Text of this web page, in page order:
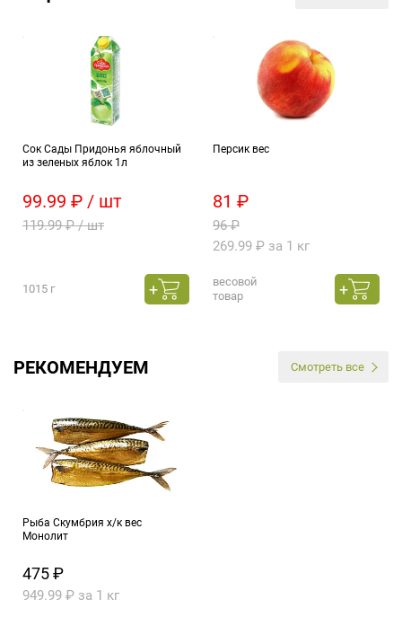
Сок Сады Придонья яблочный
из зеленых яблок 1л
99.99 ₽ / шт
119.99 ₽ / шт
1015 г
Персик вес
81 ₽
96 ₽
269.99 ₽ за 1 кг
весовой
товар
РЕКОМЕНДУЕМ Смотреть все
Рыба Скумбрия х/к вес
Монолит
475 ₽
949.99 ₽ за 1 кг